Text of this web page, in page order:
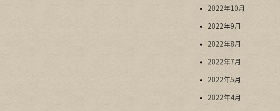
2022年10月
2022年9月
2022年8月
2022年7月
2022年5月
2022年4月